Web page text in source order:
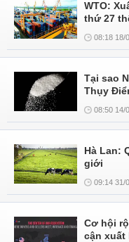
WTO:
thứ 27
08:18 18/
Tại sao
Thụy
08:50 14/
Hà Lan:
giới
09:14 31/
Cơ hội
cận xuất